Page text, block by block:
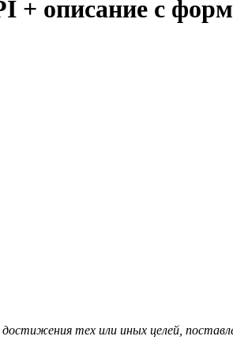
+ описание с
тех или иных целей,